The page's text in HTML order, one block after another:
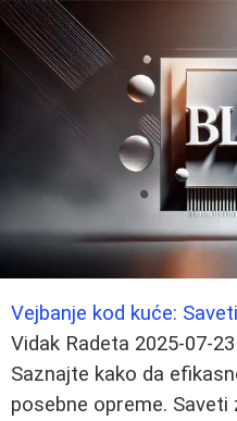
Vejbanje kod kuće:
Vidak Radeta 2025-07-23
Saznajte kako da
posebne opreme. Saveti